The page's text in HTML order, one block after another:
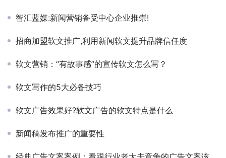
智汇蓝媒:新闻营销备受中心企业推崇!
招商加盟软文推广,利用新闻软文提升品牌信任度
软文营销：“有故事感”的宣传软文怎么写？
软文写作的5大必备技巧
软文广告效果好?软文广告的软文特点是什么
新闻稿发布推广的重要性